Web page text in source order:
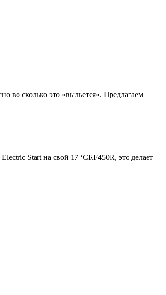
во сколько это «выльется». Предлагаем
Start на свой 17 ‘CRF450R, это делает